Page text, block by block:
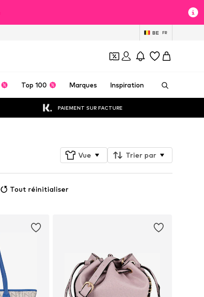
BE FR
Top 100 Marques Inspiration
PAIEMENT SUR FACTURE
Vue Trier par
Tout réinitialiser